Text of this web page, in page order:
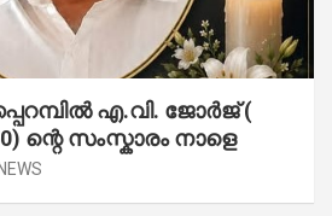
എ.​വി. ജോ​ർ​ജ് (
ന്റെ സംസ്കാരം നാളെ